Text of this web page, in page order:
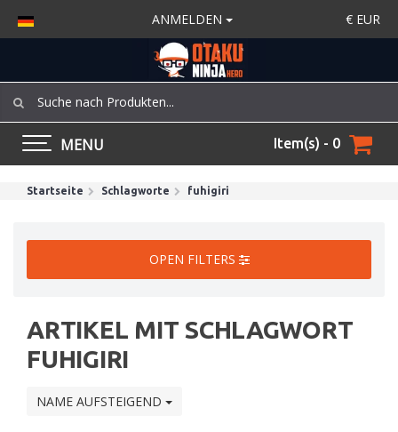
ANMELDEN € EUR
MENU Item(s) - 0
Startseite Schlagworte fuhigiri
OPEN FILTERS
ARTIKEL MIT SCHLAGWORT
FUHIGIRI
NAME AUFSTEIGEND